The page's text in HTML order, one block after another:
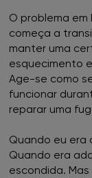
O problema em
começa a
manter uma
esquecimento
Age-se como
funcionar
reparar uma
Quando eu era
Quando era
escondida.